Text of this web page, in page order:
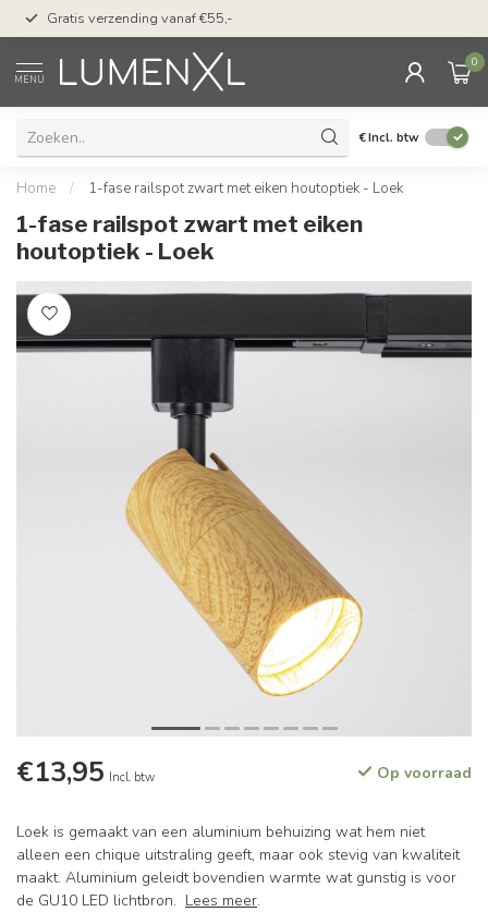
Gratis verzending vanaf €55,-
MENU
0
€Incl. btw
Home / 1-fase railspot zwart met eiken houtoptiek - Loek
1-fase railspot zwart met eiken
houtoptiek - Loek
€13,95 Incl. btw Op voorraad
Loek is gemaakt van een aluminium behuizing wat hem niet
alleen een chique uitstraling geeft, maar ook stevig van kwaliteit
maakt. Aluminium geleidt bovendien warmte wat gunstig is voor
de GU10 LED lichtbron. Lees meer.